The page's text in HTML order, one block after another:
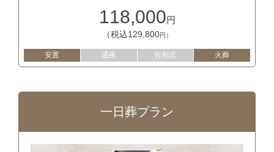
118,000円
（税込129,800円）
安置 通夜 告別式 火葬
一日葬プラン